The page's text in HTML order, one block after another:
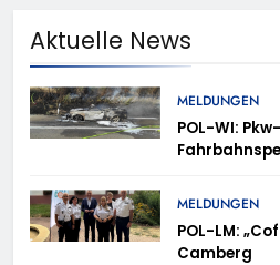
Aktuelle News
MELDUNGEN
POL-WI:
MELDUNGEN
POL-LM:
Camberg